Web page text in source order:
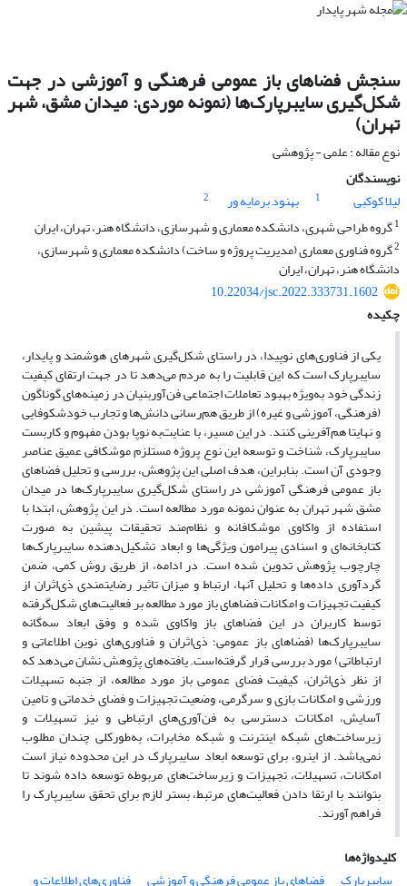
سنجش فضاهای باز عمومی فرهنگی و آموزشی در جهت
شکل‌گیری سایبرپارک‌ها (نمونه موردی: میدان مشق، شهر
تهران)
نوع مقاله : علمی - پژوهشی
نویسندگان
لیلا کوکبی
1 بهنود برمایه ور
2
1گروه طراحی شهری، دانشکده معماری و شهرسازی، دانشگاه هنر، تهران، ایران
2گروه فناوری معماری (مدیریت پروژه و ساخت) دانشکده معماری و شهرسازی،
دانشگاه هنر، تهران، ایران
10.22034/jsc.2022.333731.1602
چکیده
یکی از فناوری‌های نوپیدا، در راستای شکل‌گیری شهرهای هوشمند و پایدار،
سایبرپارک است که این قابلیت را به مردم می‌دهد تا در جهت ارتقای کیفیت
زندگی خود به‌ویژه بهبود تعاملات اجتماعی فن‌آوربنیان در زمینه‌های گوناگون
(فرهنگی، آموزشی و غیره) از طریق هم‌رسانی دانش‌ها و تجارب خودشکوفایی
و نهایتا هم‌آفرینی کنند. در این مسیر، با عنایت‌به نوپا بودن مفهوم و کاربست
سایبرپارک، شناخت و توسعه این نوع پروژه مستلزم موشکافی عمیق عناصر
وجودی آن است. بنابراین، هدف اصلی این پژوهش، بررسی و تحلیل فضاهای
باز عمومی فرهنگی آموزشی در راستای شکل‌گیری سایبرپارک‌ها در میدان
مشق شهر تهران به عنوان نمونه مورد مطالعه است. در این پژوهش، ابتدا با
استفاده از واکاوی موشکافانه و نظام‌مند تحقیقات پیشین به صورت
کتابخانه‌ای و اسنادی پیرامون ویژگی‌ها و ابعاد تشکیل‌دهنده سایبرپارک‌ها
چارچوب پژوهش تدوین شده است. در ادامه، از طریق روش کمی، ضمن
گردآوری داده‌ها و تحلیل آنها، ارتباط و میزان تاثیر رضایتمندی ذی‌اثران از
کیفیت تجهیزات و امکانات فضاهای باز مورد مطالعه بر فعالیت‌های شکل‌گرفته
توسط کاربران در این فضاهای باز واکاوی شده و وفق ابعاد سه‌گانه
سایبرپارک‌ها (فضاهای باز عمومی؛ ذی‌اثران و فناوری‌های نوین اطلاعاتی و
ارتباطاتی) مورد بررسی قرار گرفته‌است. یافته‌های پژوهش نشان می‌دهد که
از نظر ذی‌اثران، کیفیت فضای عمومی باز مورد مطالعه، از جنبه تسهیلات
ورزشی و امکانات بازی و سرگرمی، وضعیت تجهیزات و فضای خدماتی و تامین
آسایش، امکانات دسترسی به فن‌آوری‌های ارتباطی و نیز تسهیلات و
زیرساخت‌های شبکه اینترنت و شبکه مخابرات، به‌طورکلی چندان مطلوب
نمی‌باشد. از اینرو، برای توسعه ابعاد سایبرپارک در این محدوده نیاز است
امکانات، تسهیلات، تجهیزات و زیرساخت‌های مربوطه توسعه داده شوند تا
بتوانند با ارتقا دادن فعالیت‌های مرتبط، بستر لازم برای تحقق سایبرپارک را
فراهم آورند.
کلیدواژه‌ها
سایبرپارک
فضاهای باز عمومی فرهنگی و آموزشی فناوری‌های اطلاعات و